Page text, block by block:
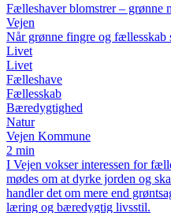
Fælleshaver blomstrer – grønne
Vejen
Når grønne fingre og fællesskab
Livet
Livet
Fælleshave
Fællesskab
Bæredygtighed
Natur
Vejen Kommune
2 min
I Vejen vokser interessen for
mødes om at dyrke jorden og
handler det om mere end
læring og bæredygtig livsstil.